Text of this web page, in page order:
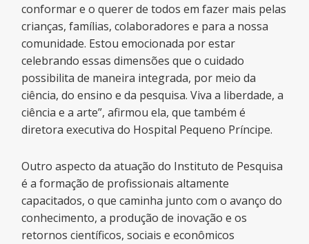
conformar e o querer de todos em fazer mais pelas
crianças, famílias, colaboradores e para a nossa
comunidade. Estou emocionada por estar
celebrando essas dimensões que o cuidado
possibilita de maneira integrada, por meio da
ciência, do ensino e da pesquisa. Viva a liberdade, a
ciência e a arte”, afirmou ela, que também é
diretora executiva do Hospital Pequeno Príncipe.
Outro aspecto da atuação do Instituto de Pesquisa
é a formação de profissionais altamente
capacitados, o que caminha junto com o avanço do
conhecimento, a produção de inovação e os
retornos científicos, sociais e econômicos